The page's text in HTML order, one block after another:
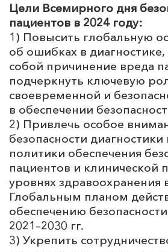
Цели Всемирного дня
пациентов в 2024 году:
1) Повысить глобальную
об ошибках в
собой причинение вреда
подчеркнуть ключевую
своевременной и
в обеспечении
2) Привлечь особое
безопасности
политики обеспечения
пациентов и клинической
уровнях здравоохранения
Глобальным планом
обеспечению
2021–2030 гг.
3) Укрепить